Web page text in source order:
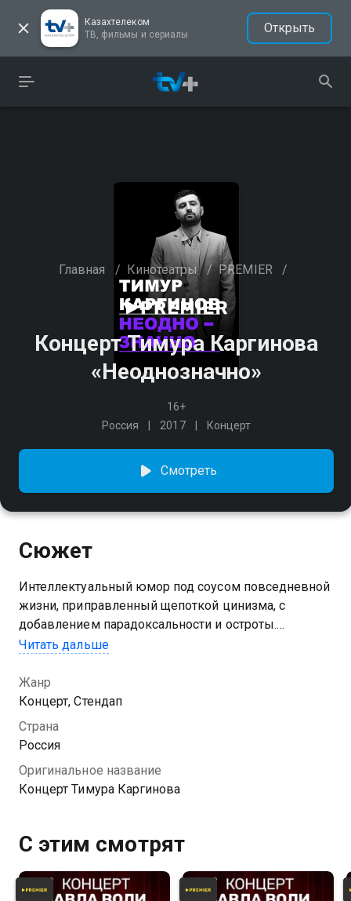
Казахтелеком
ТВ, фильмы и сериалы
Открыть
Главная / Кинотеатры / PREMIER /
Концерт Тимура Каргинова
«Неоднозначно»
16+
Россия
2017 Концерт
Смотреть
Сюжет
Интеллектуальный юмор под соусом повседневной
жизни, приправленный щепоткой цинизма, с
добавлением парадоксальности и остроты.
Натуральный смех без ГМО и искусственных
Читать дальше
Жанр
Концерт, Стендап
Страна
Россия
Оригинальное название
Концерт Тимура Каргинова
С этим смотрят